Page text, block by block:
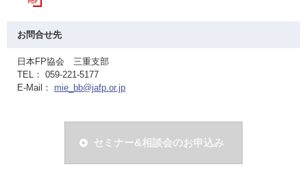
お問合せ先
日本FP協会 三重支部
TEL： 059-221-5177
E-Mail： mie_bb@jafp.or.jp
セミナー&相談会のお申込み